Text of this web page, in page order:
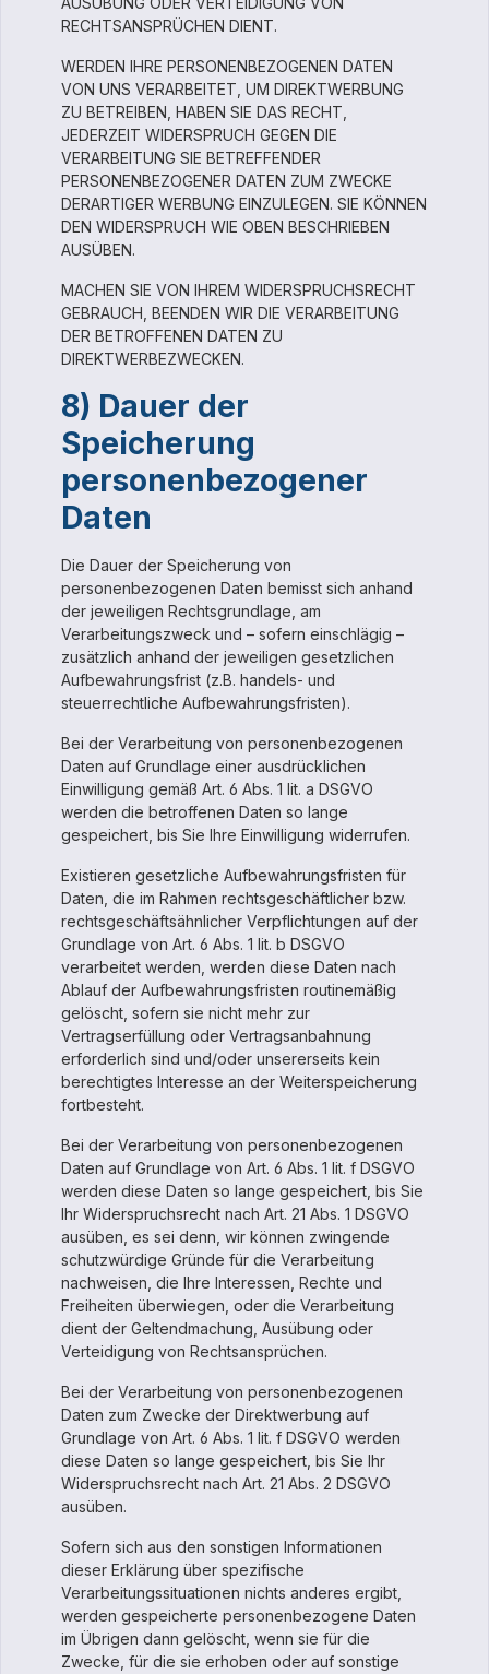
RECHTSANSPRÜCHEN DIENT.
WERDEN IHRE PERSONENBEZOGENEN DATEN
VON UNS VERARBEITET, UM DIREKTWERBUNG
ZU BETREIBEN, HABEN SIE DAS RECHT,
JEDERZEIT WIDERSPRUCH GEGEN DIE
VERARBEITUNG SIE BETREFFENDER
PERSONENBEZOGENER DATEN ZUM ZWECKE
DERARTIGER WERBUNG EINZULEGEN. SIE KÖNNEN
DEN WIDERSPRUCH WIE OBEN BESCHRIEBEN
AUSÜBEN.
MACHEN SIE VON IHREM WIDERSPRUCHSRECHT
GEBRAUCH, BEENDEN WIR DIE VERARBEITUNG
DER BETROFFENEN DATEN ZU
DIREKTWERBEZWECKEN.
8) Dauer der
Speicherung
personenbezogener
Daten
Die Dauer der Speicherung von
personenbezogenen Daten bemisst sich anhand
der jeweiligen Rechtsgrundlage, am
Verarbeitungszweck und – sofern einschlägig –
zusätzlich anhand der jeweiligen gesetzlichen
Aufbewahrungsfrist (z.B. handels- und
steuerrechtliche Aufbewahrungsfristen).
Bei der Verarbeitung von personenbezogenen
Daten auf Grundlage einer ausdrücklichen
Einwilligung gemäß Art. 6 Abs. 1 lit. a DSGVO
werden die betroffenen Daten so lange
gespeichert, bis Sie Ihre Einwilligung widerrufen.
Existieren gesetzliche Aufbewahrungsfristen für
Daten, die im Rahmen rechtsgeschäftlicher bzw.
rechtsgeschäftsähnlicher Verpflichtungen auf der
Grundlage von Art. 6 Abs. 1 lit. b DSGVO
verarbeitet werden, werden diese Daten nach
Ablauf der Aufbewahrungsfristen routinemäßig
gelöscht, sofern sie nicht mehr zur
Vertragserfüllung oder Vertragsanbahnung
erforderlich sind und/oder unsererseits kein
berechtigtes Interesse an der Weiterspeicherung
fortbesteht.
Bei der Verarbeitung von personenbezogenen
Daten auf Grundlage von Art. 6 Abs. 1 lit. f DSGVO
werden diese Daten so lange gespeichert, bis Sie
Ihr Widerspruchsrecht nach Art. 21 Abs. 1 DSGVO
ausüben, es sei denn, wir können zwingende
schutzwürdige Gründe für die Verarbeitung
nachweisen, die Ihre Interessen, Rechte und
Freiheiten überwiegen, oder die Verarbeitung
dient der Geltendmachung, Ausübung oder
Verteidigung von Rechtsansprüchen.
Bei der Verarbeitung von personenbezogenen
Daten zum Zwecke der Direktwerbung auf
Grundlage von Art. 6 Abs. 1 lit. f DSGVO werden
diese Daten so lange gespeichert, bis Sie Ihr
Widerspruchsrecht nach Art. 21 Abs. 2 DSGVO
ausüben.
Sofern sich aus den sonstigen Informationen
dieser Erklärung über spezifische
Verarbeitungssituationen nichts anderes ergibt,
werden gespeicherte personenbezogene Daten
im Übrigen dann gelöscht, wenn sie für die
Zwecke, für die sie erhoben oder auf sonstige